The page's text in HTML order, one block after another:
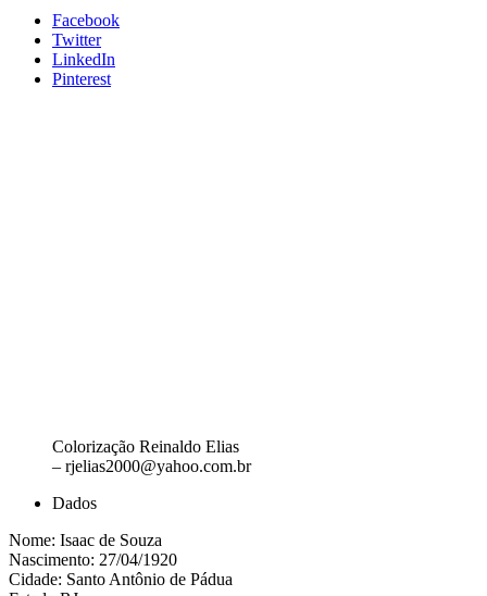
Facebook
Twitter
LinkedIn
Pinterest
Colorização Reinaldo Elias
– rjelias2000@yahoo.com.br
Dados
Nome: Isaac de Souza
Nascimento: 27/04/1920
Cidade: Santo Antônio de Pádua